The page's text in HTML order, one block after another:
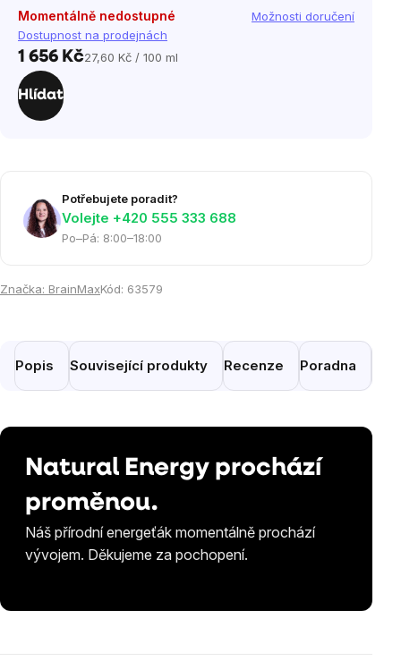
Momentálně nedostupné
Dostupnost na prodejnách
Možnosti doručení
1 656 KčMěrná
27,60 Kč / 100 ml
Hlídat
Potřebujete poradit?
Volejte ‭+420 555 333 688
Po–Pá: 8:00–18:00
Značka: BrainMaxKód: 63579
Popis Související produkty Recenze Poradna
Natural Energy prochází
proměnou.
Náš přírodní energeťák momentálně prochází
vývojem. Děkujeme za pochopení.